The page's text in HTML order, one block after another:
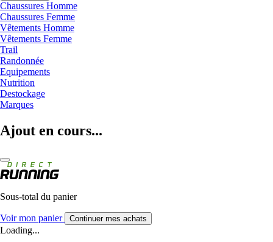
Chaussures Homme
Chaussures Femme
Vêtements Homme
Vêtements Femme
Trail
Randonnée
Equipements
Nutrition
Destockage
Marques
Ajout en cours...
Sous-total du panier
Voir mon panier Continuer mes achats
Loading...